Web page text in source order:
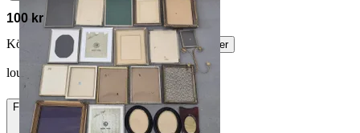
100 kr
Köparskydd är valfritt hos företag. Läs mer
loulou_92 vann auktionen
Frakt195 kr DSV